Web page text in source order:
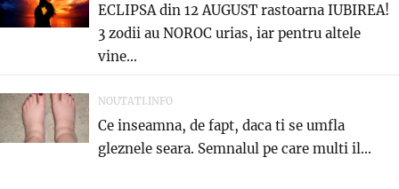
ECLIPSA din 12 AUGUST rastoarna IUBIREA!
3 zodii au NOROC urias, iar pentru altele
vine...
NOUTATI.INFO
Ce inseamna, de fapt, daca ti se umfla
gleznele seara. Semnalul pe care multi il...